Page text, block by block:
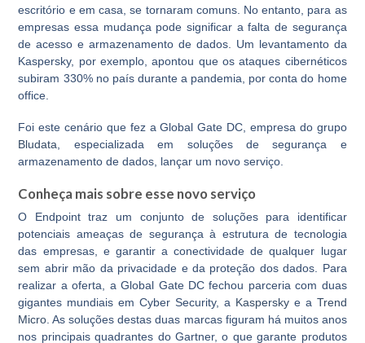
escritório e em casa, se tornaram comuns. No entanto, para as
empresas essa mudança pode significar a falta de segurança
de acesso e armazenamento de dados. Um levantamento da
Kaspersky, por exemplo, apontou que os ataques cibernéticos
subiram 330% no país durante a pandemia, por conta do home
office.
Foi este cenário que fez a Global Gate DC, empresa do grupo
Bludata , especializada em soluções de segurança e
armazenamento de dados, lançar um novo serviço.
Conheça mais sobre esse novo serviço
O Endpoint traz um conjunto de soluções para identificar
potenciais ameaças de segurança à estrutura de tecnologia
das empresas, e garantir a conectividade de qualquer lugar
sem abrir mão da privacidade e da proteção dos dados. Para
realizar a oferta, a Global Gate DC fechou parceria com duas
gigantes mundiais em Cyber Security, a Kasperskye a Trend
Micro. As soluções destas duas marcas figuram há muitos anos
nos principais quadrantes do Gartner, o que garante produtos